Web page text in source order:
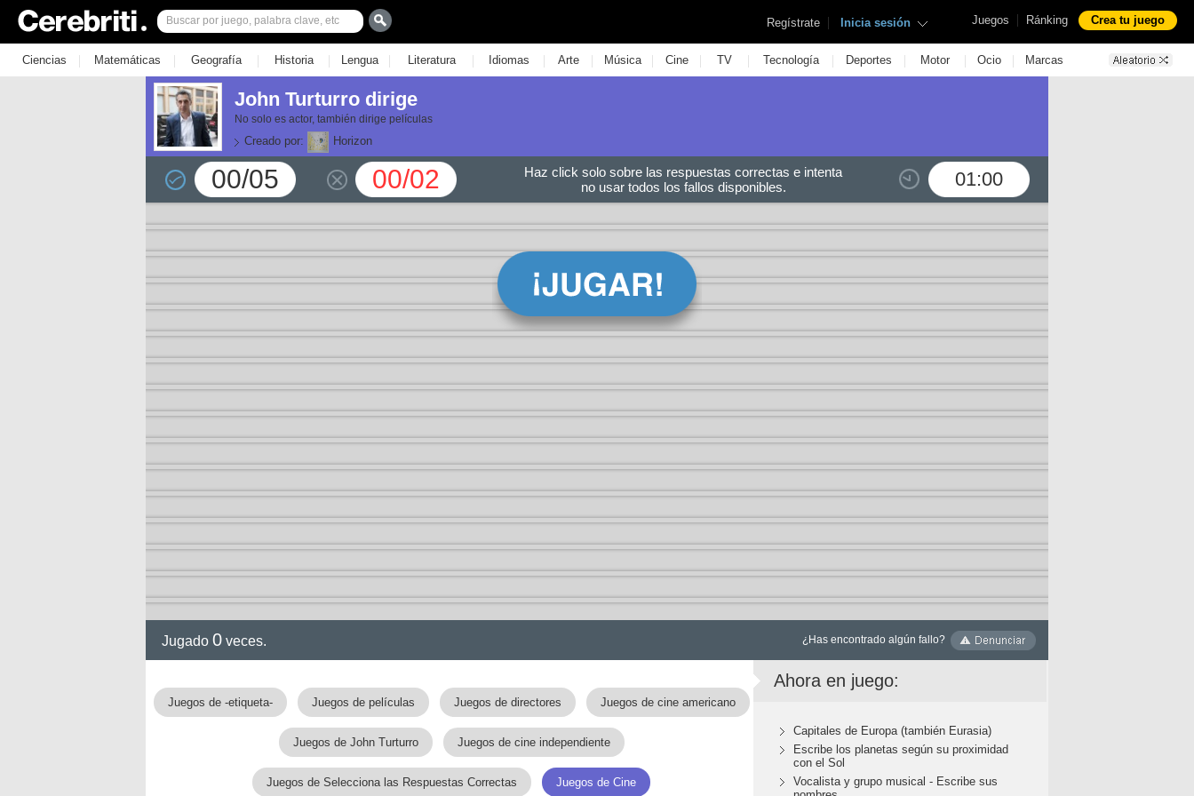
Juegos | Ránking Crea tu juego
Regístrate | Inicia sesión
Ciencias | Matemáticas | Geografía | Historia | Lengua | Literatura | Idiomas | Arte | Música | Cine | TV | Tecnología | Deportes | Motor | Ocio | Marcas
John Turturro dirige
No solo es actor, también dirige películas
Creado por: Horizon
00/05 00/02 01:00
Haz click solo sobre las respuestas correctas e intenta
no usar todos los fallos disponibles.
Jugado 0 veces. ¿Has encontrado algún fallo?
Juegos de -etiqueta- Juegos de películas Juegos de directores Juegos de cine americano
Juegos de John Turturro Juegos de cine independiente
Juegos de Selecciona las Respuestas Correctas Juegos de Cine
Ahora en juego:
Capitales de Europa (también Eurasia)
Escribe los planetas según su proximidad
con el Sol
Vocalista y grupo musical - Escribe sus